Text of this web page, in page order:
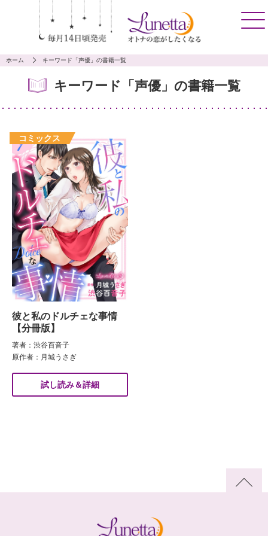
ホーム キーワード「声優」の書籍一覧
キーワード「声優」の書籍一覧
彼と私のドルチェな事情
【分冊版】
著者：渋谷百音子
原作者：月城うさぎ
試し読み＆詳細